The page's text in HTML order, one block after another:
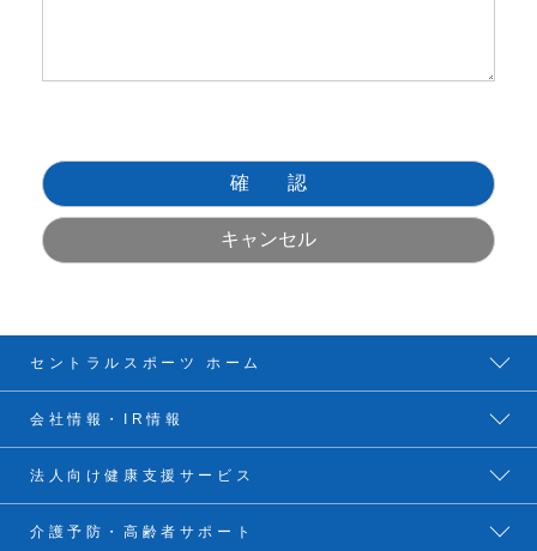
セントラルスポーツ ホーム
会社情報・IR情報
法人向け健康支援サービス
介護予防・高齢者サポート